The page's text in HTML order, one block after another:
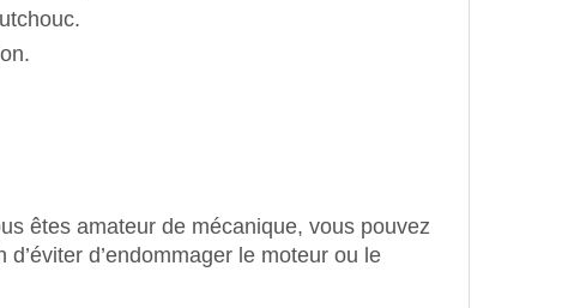
êtes amateur de mécanique, vous pouvez
d’endommager le moteur ou le